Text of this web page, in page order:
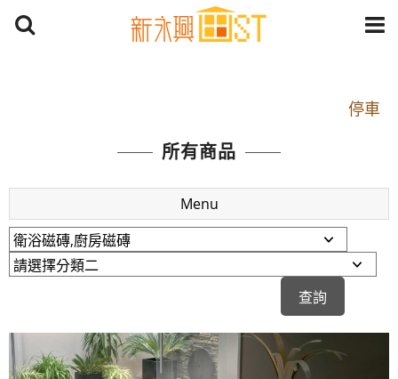
停車
捷運： 中和線【頂溪站 2 號出口】往中山路1段139
原Line已滿 無法加Line好友 請親愛的客戶加入
LINE官方帳號@a0975005573
開車：中山路1段 到永平路路口(樂華夜市口)門口可
停車
捷運： 中和線【頂溪站 2 號出口】往中山路1段139
號約10分鐘
原Line已滿 無法加Line好友 請親愛的客戶加入
所有商品
Menu